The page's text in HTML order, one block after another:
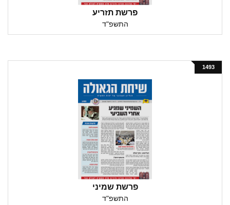
פרשת תזריע
התשפ"ד
1493
פרשת שמיני
התשפ"ד